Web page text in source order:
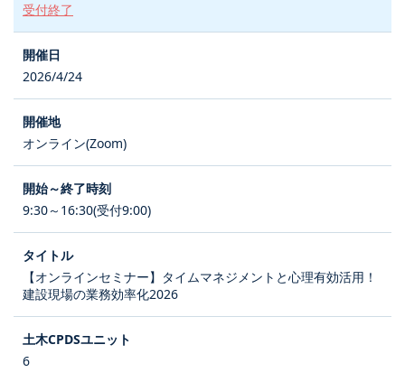
受付終了
2026/4/24
オンライン(Zoom)
9:30～16:30(受付9:00)
【オンラインセミナー】タイムマネジメントと心理有効活用！
建設現場の業務効率化2026
6